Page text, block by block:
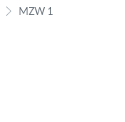
MZW 1